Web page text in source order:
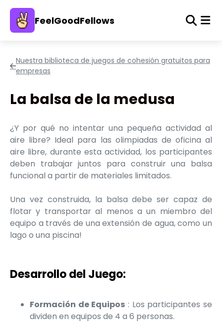
FeelGoodFellows
Nuestra biblioteca de juegos de cohesión gratuitos para
empresas
La balsa de la medusa
¿Y por qué no intentar una pequeña actividad al
aire libre? Ideal para las olimpiadas de oficina al
aire libre, durante esta actividad, los participantes
deben trabajar juntos para construir una balsa
funcional a partir de materiales limitados.
Una vez construida, la balsa debe ser capaz de
flotar y transportar al menos a un miembro del
equipo a través de una extensión de agua, como un
lago o una piscina!
Desarrollo del Juego:
Formación de Equipos : Los participantes se
dividen en equipos de 4 a 6 personas.